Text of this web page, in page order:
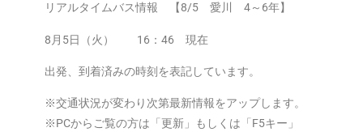
リアルタイムバス情報 【8/5 愛川 4～6年】
8月5日（火） 16：46 現在
出発、到着済みの時刻を表記しています。
※交通状況が変わり次第最新情報をアップします。
※PCからご覧の方は「更新」もしくは「F5キー」